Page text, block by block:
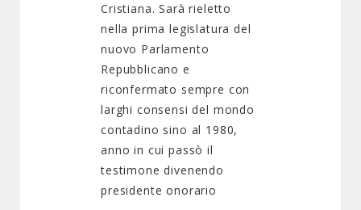
Cristiana. Sarà rieletto
nella prima legislatura del
nuovo Parlamento
Repubblicano e
riconfermato sempre con
larghi consensi del mondo
contadino sino al 1980,
anno in cui passò il
testimone divenendo
presidente onorario